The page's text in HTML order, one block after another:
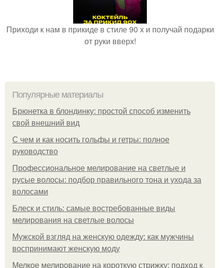
Приходи к нам в прикиде в стиле 90 х и получай подарки
от руки вверх!
Популярные материалы
Брюнетка в блондинку: простой способ изменить
свой внешний вид
С чем и как носить гольфы и гетры: полное
руководство
Профессиональное мелирование на светлые и
русые волосы: подбор правильного тона и ухода за
волосами
Блеск и стиль: самые востребованные виды
мелирования на светлые волосы
Мужской взгляд на женскую одежду: как мужчины
воспринимают женскую моду
Мелкое мелирование на короткую стрижку: подход к